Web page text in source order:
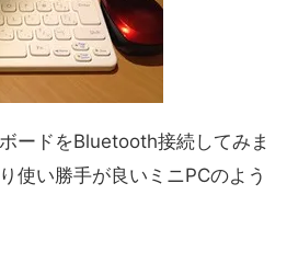
ードをBluetooth接続してみま
使い勝手が良いミニPCのよう